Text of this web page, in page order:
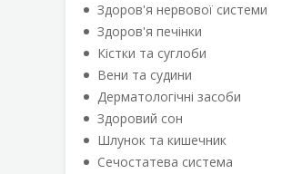
Здоров'я нервової системи
Здоров'я печінки
Кістки та суглоби
Вени та судини
Дерматологічні засоби
Здоровий сон
Шлунок та кишечник
Сечостатева система